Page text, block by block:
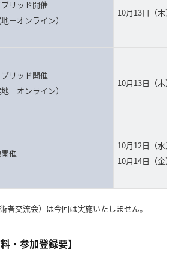
リッド開催
地＋オンライン）
10月13日（木）
リッド開催
地＋オンライン）
10月13日（木）
催
10月12日（水
10月14日（金
者交流会）は今回は実施いたしません。
料・参加登録要】